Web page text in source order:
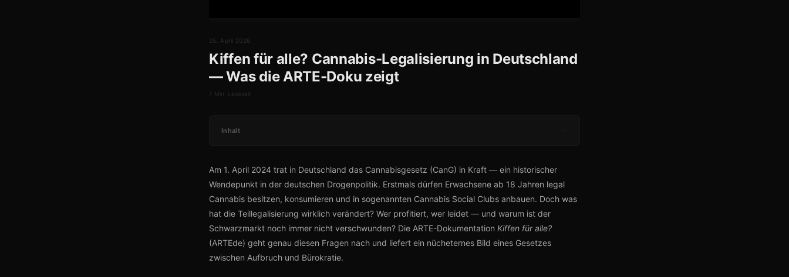
25. April 2026
Kiffen für alle? Cannabis-Legalisierung in Deutschland
— Was die ARTE-Doku zeigt
7 Min. Lesezeit
Inhalt
Am 1. April 2024 trat in Deutschland das Cannabisgesetz (CanG) in Kraft — ein historischer
Wendepunkt in der deutschen Drogenpolitik. Erstmals dürfen Erwachsene ab 18 Jahren legal
Cannabis besitzen, konsumieren und in sogenannten Cannabis Social Clubs anbauen. Doch was
hat die Teillegalisierung wirklich verändert? Wer profitiert, wer leidet — und warum ist der
Schwarzmarkt noch immer nicht verschwunden? Die ARTE-Dokumentation Kiffen für alle?
(ARTEde) geht genau diesen Fragen nach und liefert ein nücheternes Bild eines Gesetzes
zwischen Aufbruch und Bürokratie.